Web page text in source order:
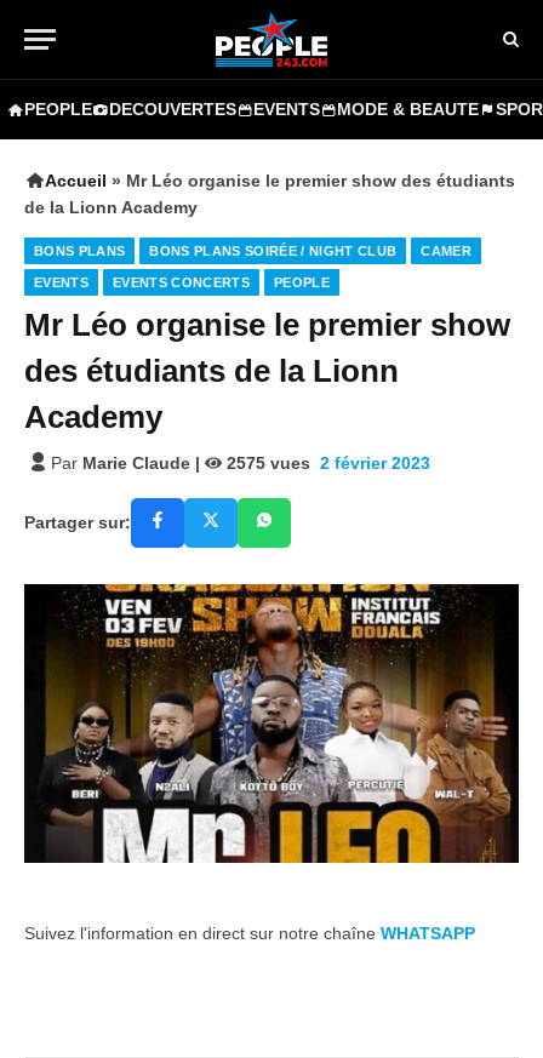
PEOPLE DECOUVERTES EVENTS MODE & BEAUTE
Accueil » Mr Léo organise le premier show des étudiants
de la Lionn Academy
BONS PLANS BONS PLANS SOIRÉE / NIGHT CLUB CAMER
EVENTS EVENTS CONCERTS PEOPLE
Mr Léo organise le premier show
des étudiants de la Lionn
Academy
Par Marie Claude | 2575 vues 2 février 2023
Partager sur:
Suivez l'information en direct sur notre chaîne WHATSAPP